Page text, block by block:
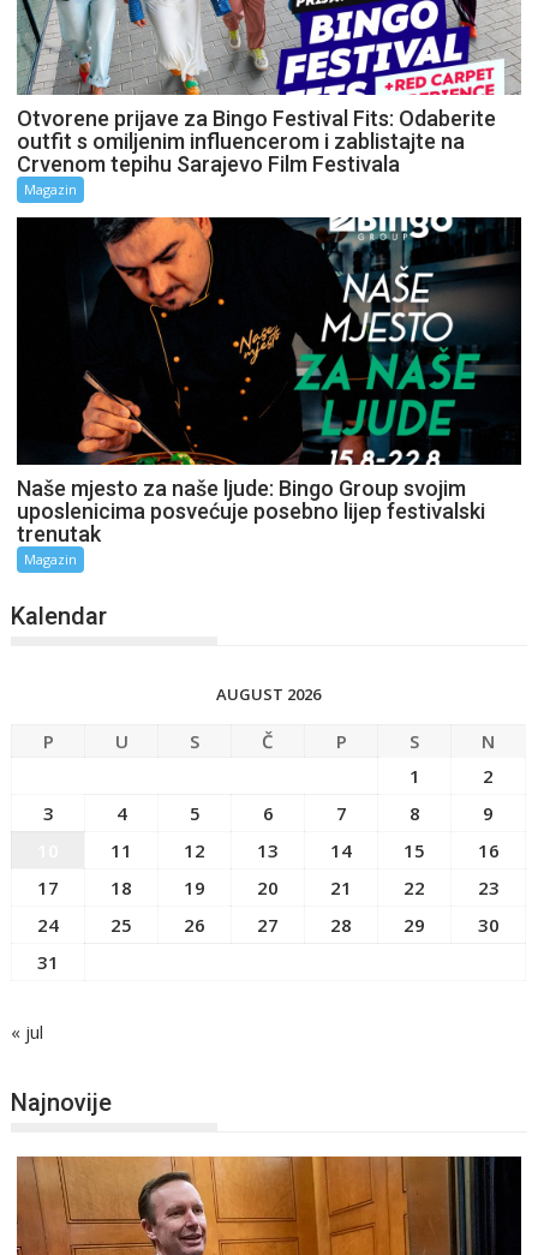
Otvorene prijave za Bingo Festival Fits: Odaberite
outfit s omiljenim influencerom i zablistajte na
Crvenom tepihu Sarajevo Film Festivala
Magazin
Naše mjesto za naše ljude: Bingo Group svojim
uposlenicima posvećuje posebno lijep festivalski
trenutak
Magazin
Kalendar
AUGUST 2026
P U S Č P S
N
1
2
3
4 5 6 7 8
9
11 12 13 14 15
16
17
18 19 20 21 22
23
24
25 26 27 28 29
30
31
« jul
Najnovije